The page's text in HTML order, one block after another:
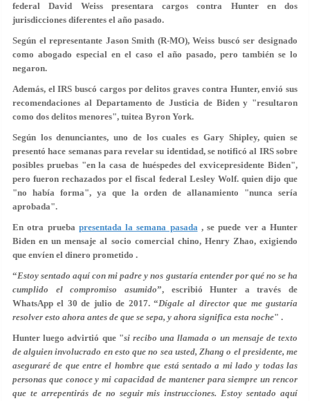
federal David Weiss presentara cargos contra Hunter en dos
jurisdicciones diferentes el año pasado.
Según el representante Jason Smith (R-MO),Weiss buscó ser designado
como abogado especial en el caso el año pasado, pero también se lo
negaron.
Además, el IRS buscó cargos por delitos graves contra Hunter, envió sus
recomendaciones al Departamento de Justicia de Biden y "resultaron
como dos delitos menores", tuitea Byron York.
Según los denunciantes, uno de los cuales es Gary Shipley, quien se
presentó hace semanas para revelar su identidad, se notificó al IRS sobre
posibles pruebas "en la casa de huéspedes del exvicepresidente Biden",
pero fueron rechazados por el fiscal federal Lesley Wolf. quien dijo que
"no había forma", ya que la orden de allanamiento "nunca sería
aprobada".
En otra prueba presentada la semana pasada, se puede ver a Hunter
Biden en un mensaje al socio comercial chino, Henry Zhao, exigiendo
que envíen el dinero prometido .
“Estoy sentado aquí con mi padre y nos gustaría entender por qué no se ha
cumplido el compromiso asumido”, escribió Hunter a través de
WhatsApp el 30 de julio de 2017. “Dígale al director que me gustaría
resolver esto ahora antes de que se sepa, y ahora significa esta noche" .
Hunter luego advirtió que "si recibo una llamada o un mensaje de texto
de alguien involucrado en esto que no sea usted, Zhang o el presidente, me
aseguraré de que entre el hombre que está sentado a mi lado y todas las
personas que conoce y mi capacidad de mantener para siempre un rencor
que te arrepentirás de no seguir mis instrucciones.Estoy sentado aquí